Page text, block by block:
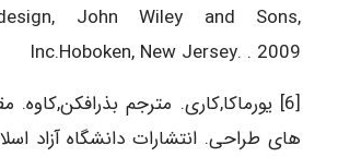
John Wiley and Sons,
Inc.Hoboken, New Jersey. . 2009
[6] یورماکا,کاری. مترجم
های طراحی. انتشارات دانشگاه آزاد